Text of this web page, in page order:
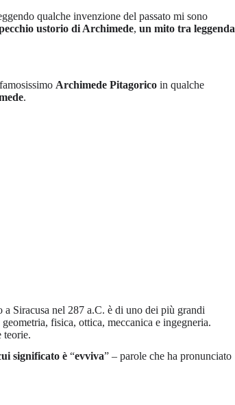
qualche invenzione del passato mi sono
ustorio di Archimede, un mito tra leggenda
Archimede Pitagorico in qualche
.
a Siracusa nel 287 a.C. è di uno dei più grandi
fisica, ottica, meccanica e ingegneria.
teorie.
significato è “evviva” – parole che ha pronunciato